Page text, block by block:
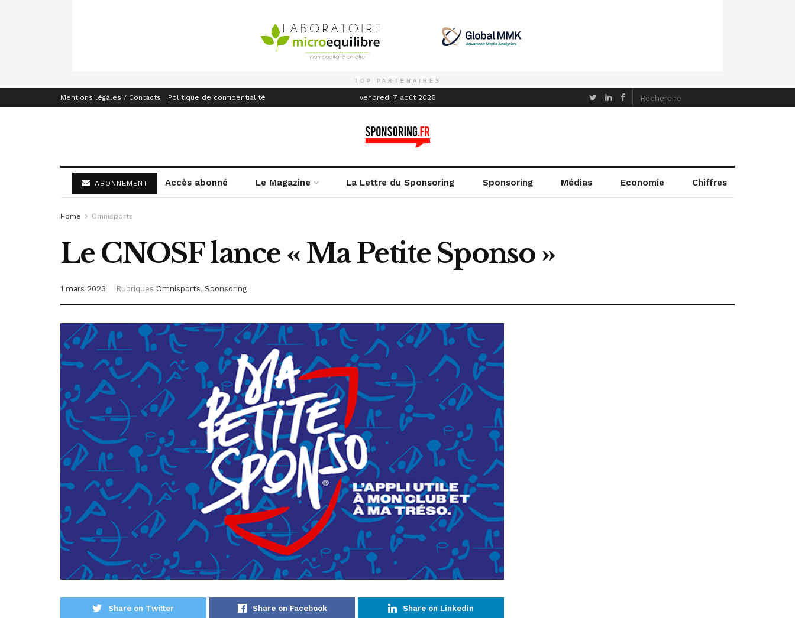
TOP PARTENAIRES
Mentions légales / Contacts Politique de confidentialité vendredi 7 août 2026
ABONNEMENT Accès abonné Le Magazine La Lettre du Sponsoring Sponsoring Médias Economie Chiffres
Home Omnisports
Le CNOSF lance « Ma Petite Sponso »
1 mars 2023 Rubriques Omnisports, Sponsoring
Share on Twitter Share on Facebook Share on Linkedin